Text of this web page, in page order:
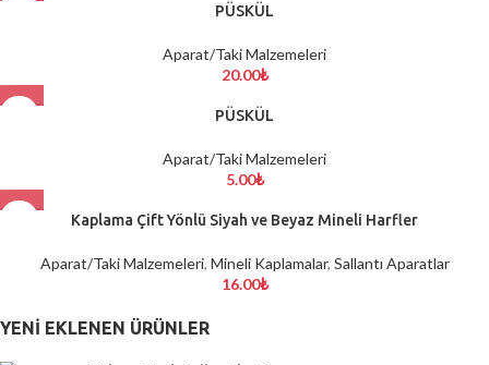
PÜSKÜL
Aparat/Taki Malzemeleri
20.00₺
PÜSKÜL
Aparat/Taki Malzemeleri
5.00₺
Kaplama Çift Yönlü Siyah ve Beyaz Mineli Harfler
Aparat/Taki Malzemeleri, Mineli Kaplamalar, Sallantı Aparatlar
16.00₺
YENI EKLENEN ÜRÜNLER